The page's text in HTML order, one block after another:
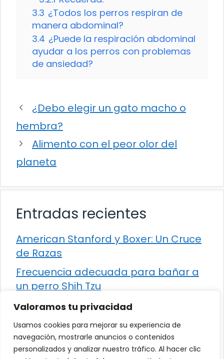
Valoramos tu privacidad
Usamos cookies para mejorar su experiencia de
navegación, mostrarle anuncios o contenidos
personalizados y analizar nuestro tráfico. Al hacer clic
3.3 ¿Todos los perros respiran de
manera abdominal?
3.4 ¿Puede la respiración abdominal
ayudar a los perros con problemas
de ansiedad?
¿Debo elegir un gato macho o
hembra?
Alimento con el peor olor del
planeta
Entradas recientes
American Stanford y Boxer: Un Cruce
de Razas
Frecuencia adecuada para bañar a
un perro Shih Tzu
Comparación entre Apache Storm y
Spark Streaming
Cómo detener la diarrea en un gato